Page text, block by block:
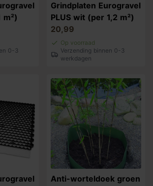
m²)
0-3
Grindplaten Eurogravel
PLUS wit (per 1,2 m²)
20,99
Op voorraad
Verzending binnen 0-3
werkdagen
Anti-worteldoek groen